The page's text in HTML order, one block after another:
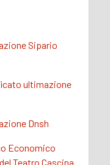
Sipario
ultimazione
Dnsh
Economico
Teatro Cascina